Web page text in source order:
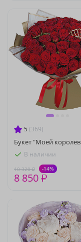
5 (369)
Букет "Моей
В наличии
10 320 ₽ -14%
8 850 ₽